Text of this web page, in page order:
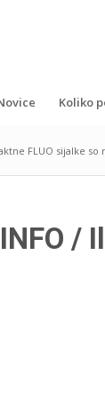
Koliko
FLUO sijalke
/